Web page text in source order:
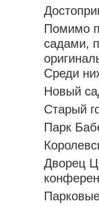
Помимо
садами,
Среди
Новый
Старый
Парк
Дворец